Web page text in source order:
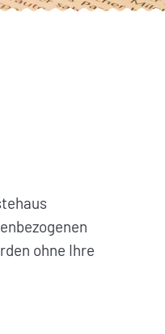
ohne Ihre